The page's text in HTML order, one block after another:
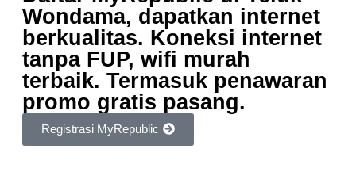
Wondama, dapatkan internet
berkualitas. Koneksi internet
tanpa FUP, wifi murah
terbaik. Termasuk penawaran
promo gratis pasang.
Registrasi MyRepublic